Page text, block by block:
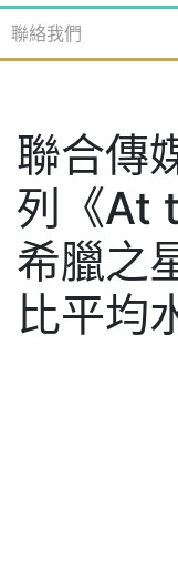
聯絡我們
聯合傳
列《At
希臘之
比平均